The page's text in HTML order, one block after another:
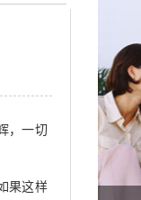
，一切
果这样